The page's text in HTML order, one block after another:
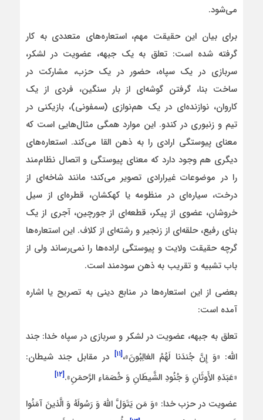
می‌شود.
برای بیان این حقیقت مهم، استعاره‌های متعددی به کار
گرفته شده است: تعلق به یک جبهه، عضویت در لشکر،
سربازی در یک سپاه، حضور در یک حزب، مشارکت در
ساخت بنا، گرفتن گوشه‌ای از بار سنگین، فردی از یک
کاروان، نوازنده‌ای در یک هم‌نوازی (سمفونی)، بازیکنی در
تیم و زنبوری در کندو. این موارد همگی مثال‌هایی است که
معنای پیوستگی ارادی را به ذهن القا می‌کند. استعاره‌‌های
دیگری هم وجود دارد که معنای پیوستگی و اتصال نظام‌مند
را در موضوعات غیرارادی تصویر می‌کند؛ مانند شاخه‌ای از
درخت، سیاره‌ای در منظومه یا کهکشان، قطره‌ای از سیل
خروشان، عضوی از پیکر، قطعه‌ای از جورچین، آجری از یک
بنای رفیع، حلقه‌ای از زنجیر و رشته‌ای از کلاف. این استعاره‌ها
گرچه حقیقت ولایت و پیوستگی اراده‌ها را نمی‌رساند ولی از
باب تشبیه و تقریب به ذهن سودمند است.
بعضی از این استعاره‌ها در منابع دینی به تصریح یا اشاره
آمده است:
تعلق به جبهه، عضویت در لشکر و سربازی در سپاه خدا: جند
الله: «وَ إِنَّ جُندَنا لَهُمُ الغالِبُونَ»،[۱۱]
در مقابل جند شیطان:
«عَبَدَهِ الأَوثَانِ وَ جُنُودِ الشَّیطَانِ وَ خُصَمَاءِ الرَّحمَنِ».[۱۲]
عضویت در حزب خدا: «وَ مَن یَتَوَلَّ اللَّهَ وَ رَسُولَهُ وَ الَّذینَ آمَنُوا